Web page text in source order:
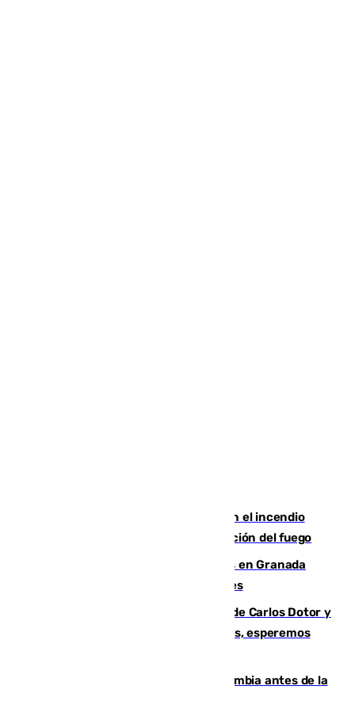
Activado el nivel 2 de emergencia en el incendio
forestal de Niebla por la compleja evolución del fuego
Controlado un incendio de rastrojos en Granada
junto a la autovía y al Callejón de Nogales
Juanfran Funes, sobre las lesiones de Carlos Dotor y
Fernando Calero: “Estamos preocupados, esperemos
Felipe VI refuerza los lazos con Colombia antes de la